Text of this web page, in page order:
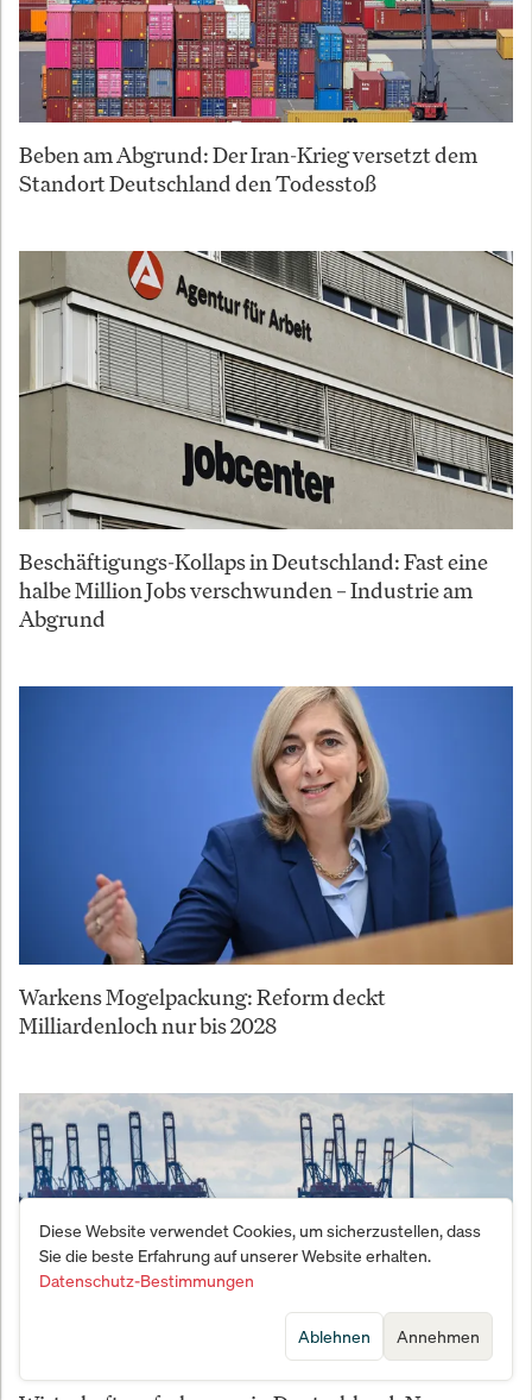
Beben am Abgrund: Der Iran-Krieg versetzt dem
Standort Deutschland den Todesstoß
Beschäftigungs-Kollaps in Deutschland: Fast eine
halbe Million Jobs verschwunden – Industrie am
Abgrund
Warkens Mogelpackung: Reform deckt
Milliardenloch nur bis 2028
Diese Website verwendet Cookies, um sicherzustellen, dass
Sie die beste Erfahrung auf unserer Website erhalten.
Datenschutz-Bestimmungen
Annehmen
Ablehnen